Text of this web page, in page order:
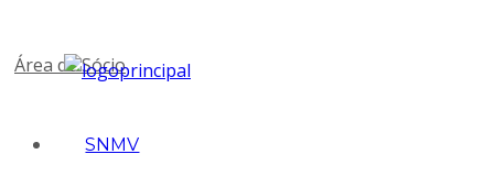
Área de Sócio
SNMV